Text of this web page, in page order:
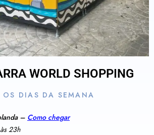
WORLD SHOPPING
OS DIAS DA SEMANA
– Como chegar
23h